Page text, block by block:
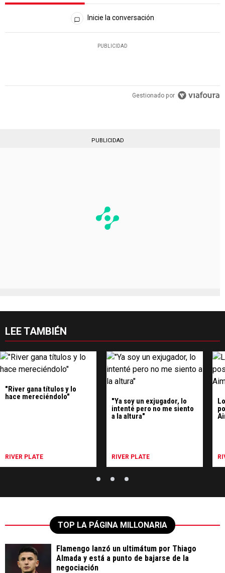
Todos los comentarios
Inicie la conversación
PUBLICIDAD
Gestionado por
PUBLICIDAD
LEE TAMBIÉN
"River gana títulos y lo
hace mereciéndolo"
RIVER PLATE
"Ya soy un exjugador, lo
intenté pero no me siento
a la altura"
RIVER PLATE
TOP LA PÁGINA MILLONARIA
Flamengo lanzó un ultimátum por Thiago
Almada y está a punto de bajarse de la
negociación